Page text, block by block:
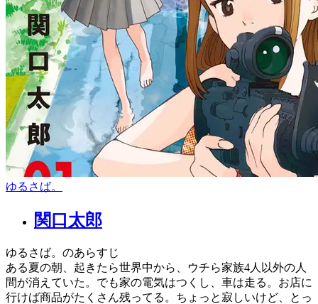
ゆるさば。
関口太郎
ゆるさば。のあらすじ
ある夏の朝、起きたら世界中から、ウチら家族4人以外の人
間が消えていた。でも家の電気はつくし、車は走る。お店に
行けば商品がたくさん残ってる。ちょっと寂しいけど、とっ